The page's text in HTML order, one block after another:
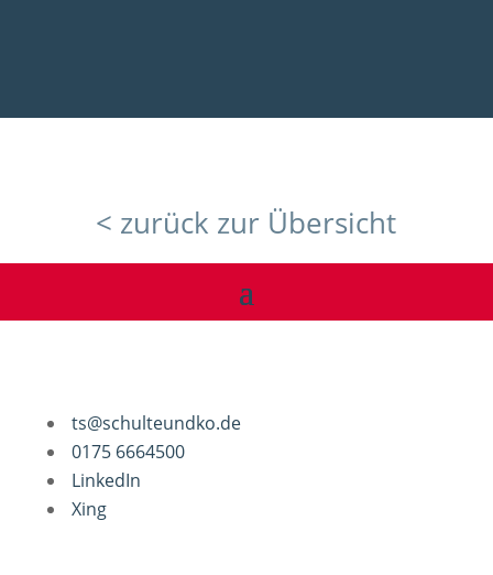
< zurück zur Übersicht
ts@schulteundko.de
0175 6664500
LinkedIn
Xing